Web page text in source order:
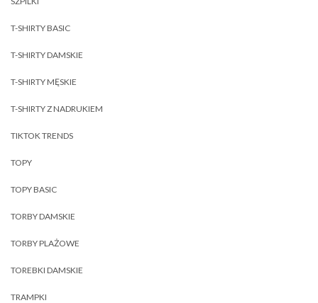
T-SHIRTY BASIC
T-SHIRTY DAMSKIE
T-SHIRTY MĘSKIE
T-SHIRTY Z NADRUKIEM
TIKTOK TRENDS
TOPY
TOPY BASIC
TORBY DAMSKIE
TORBY PLAŻOWE
TOREBKI DAMSKIE
TRAMPKI